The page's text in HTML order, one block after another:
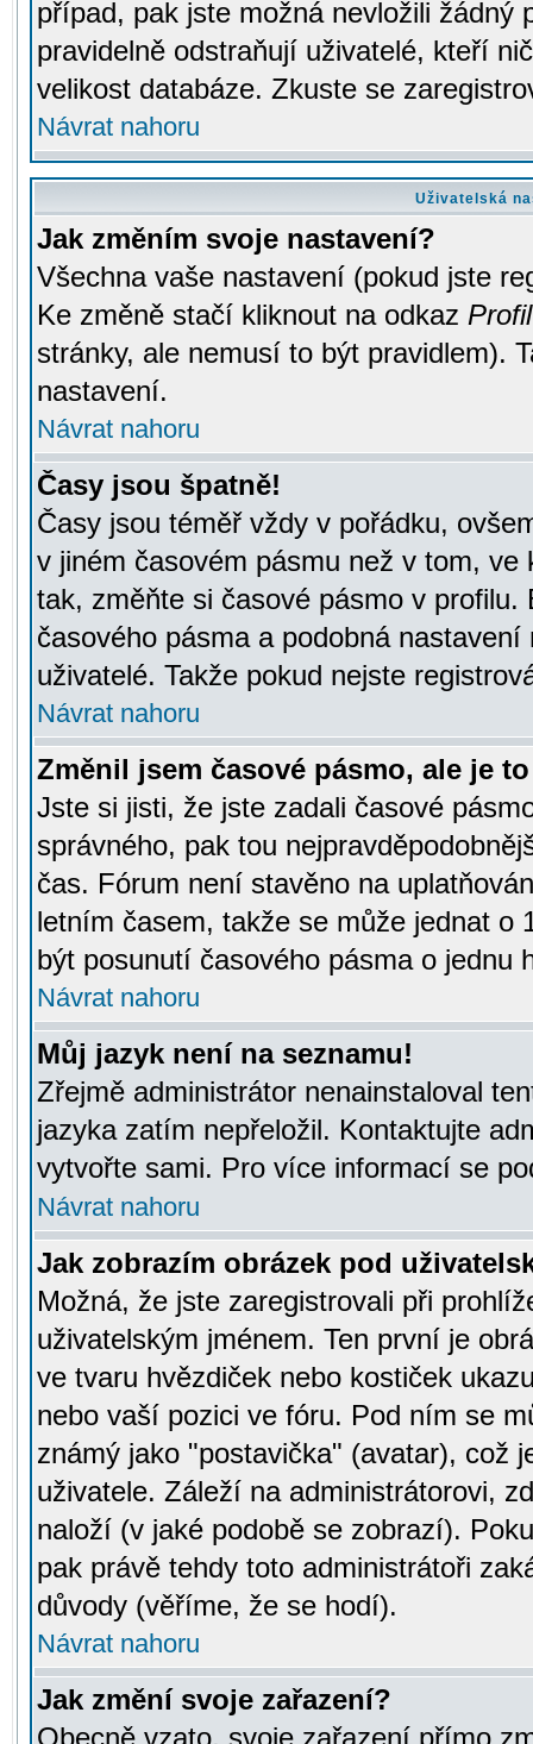
případ, pak jste možná nevložili žádný
pravidelně odstraňují uživatelé, kteří
velikost databáze. Zkuste se
Návrat nahoru
Uživatelská
Jak změním svoje nastavení?
Všechna vaše nastavení (pokud jste
Ke změně stačí kliknout na odkaz Profil
stránky, ale nemusí to být pravidlem).
nastavení.
Návrat nahoru
Časy jsou špatně!
Časy jsou téměř vždy v pořádku,
v jiném časovém pásmu než v tom,
tak, změňte si časové pásmo v
časového pásma a podobná
uživatelé. Takže pokud nejste
Návrat nahoru
Změnil jsem časové pásmo, ale je
Jste si jisti, že jste zadali časové
správného, pak tou
čas. Fórum není stavěno na
letním časem, takže se může jednat o
být posunutí časového pásma o jednu
Návrat nahoru
Můj jazyk není na seznamu!
Zřejmě administrátor nenainstaloval
jazyka zatím nepřeložil. Kontaktujte
vytvořte sami. Pro více informací se
Návrat nahoru
Jak zobrazím obrázek pod
Možná, že jste zaregistrovali při
uživatelským jménem. Ten první je
ve tvaru hvězdiček nebo kostiček
nebo vaší pozici ve fóru. Pod ním se
známý jako "postavička" (avatar), což
uživatele. Záleží na administrátorovi,
naloží (v jaké podobě se zobrazí).
pak právě tehdy toto administrátoři
důvody (věříme, že se hodí).
Návrat nahoru
Jak změní svoje zařazení?
Obecně vzato, svoje zařazení přímo